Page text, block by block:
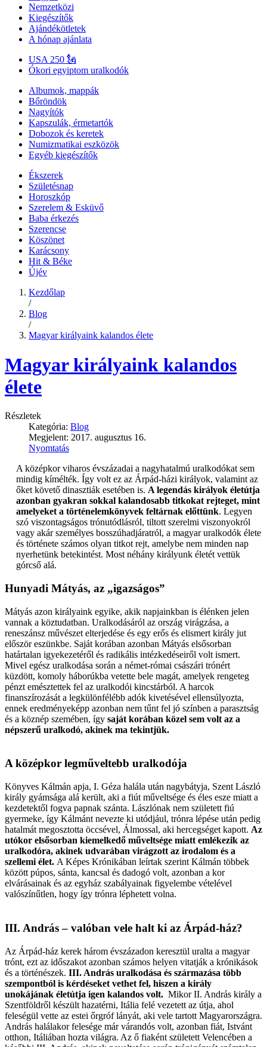
Nemzetközi
Kiegészítők
Ajándékötletek
A hónap ajánlata
USA 250 🗽
Ókori egyiptom uralkodók
Albumok, mappák
Bőröndök
Nagyítók
Kapszulák, érmetartók
Dobozok és keretek
Numizmatikai eszközök
Egyéb kiegészítők
Ékszerek
Születésnap
Horoszkóp
Szerelem & Esküvő
Baba érkezés
Szerencse
Köszönet
Karácsony
Hit & Béke
Újév
Kezdőlap
/
Blog
/
Magyar királyaink kalandos élete
Magyar királyaink kalandos
élete
Részletek
Kategória: Blog
Megjelent: 2017. augusztus 16.
Nyomtatás
A középkor viharos évszázadai a nagyhatalmú uralkodókat sem
mindig kímélték. Így volt ez az Árpád-házi királyok, valamint az
őket követő dinasztiák esetében is. A legendás királyok életútja
azonban gyakran sokkal kalandosabb titkokat rejteget, mint
amelyeket a történelemkönyvek feltárnak előttünk. Legyen
szó viszontagságos trónutódlásról, tiltott szerelmi viszonyokról
vagy akár személyes bosszúhadjáratról, a magyar uralkodók élete
és története számos olyan titkot rejt, amelybe nem minden nap
nyerhetünk betekintést. Most néhány királyunk életét vettük
górcső alá.
Hunyadi Mátyás, az „igazságos”
Mátyás azon királyaink egyike, akik napjainkban is élénken jelen
vannak a köztudatban. Uralkodásáról az ország virágzása, a
reneszánsz művészet elterjedése és egy erős és elismert király jut
először eszünkbe. Saját korában azonban Mátyás elsősorban
határtalan igyekezetéről és radikális intézkedéseiről volt ismert.
Mivel egész uralkodása során a német-római császári trónért
küzdött, komoly háborúkba vetette bele magát, amelyek rengeteg
pénzt emésztettek fel az uralkodói kincstárból. A harcok
finanszírozását a legkülönfélébb adók kivetésével ellensúlyozta,
ennek eredményeképp azonban nem tűnt fel jó színben a parasztság
és a köznép szemében, így saját korában közel sem volt az a
népszerű uralkodó, akinek ma tekintjük.
A középkor legműveltebb uralkodója
Könyves Kálmán apja, I. Géza halála után nagybátyja, Szent László
király gyámsága alá került, aki a fiút műveltsége és éles esze miatt a
kezdetektől fogva papnak szánta. Lászlónak nem született fiú
gyermeke, így Kálmánt nevezte ki utódjául, trónra lépése után pedig
hatalmát megosztotta öccsével, Álmossal, aki hercegséget kapott. Az
utókor elsősorban kiemelkedő műveltsége miatt emlékezik az
uralkodóra, akinek udvarában virágzott az irodalom és a
szellemi élet. A Képes Krónikában leírtak szerint Kálmán többek
között púpos, sánta, kancsal és dadogó volt, azonban a kor
elvárásainak és az egyház szabályainak figyelembe vételével
valószínűtlen, hogy így trónra léphetett volna.
III. András – valóban vele halt ki az Árpád-ház?
Az Árpád-ház kerek három évszázadon keresztül uralta a magyar
trónt, ezt az időszakot azonban számos helyen vitatják a krónikások
és a történészek. III. András uralkodása és származása több
szempontból is kérdéseket vethet fel, hiszen a király
unokájának életútja igen kalandos volt. Mikor II. András király a
Szentföldről készült hazatérni, Itália felé vezetett az útja, ahol
feleségül vette az estei őrgróf lányát, aki vele tartott Magyarországra.
András halálakor felesége már várandós volt, azonban fiát, Istvánt
otthon, Itáliában hozta világra. Az ő fiaként született Velencében a